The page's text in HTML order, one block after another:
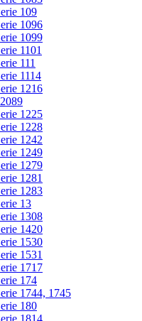
109
1096
1099
1101
111
1114
1216
1225
1228
1242
1249
1279
1281
1283
13
1308
1420
1530
1531
1717
174
1744, 1745
180
1814